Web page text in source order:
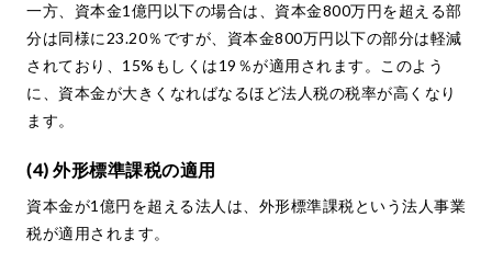
一方、資本金1億円以下の場合は、資本金800万円を超える部
分は同様に23.20％ですが、資本金800万円以下の部分は軽減
されており、15%もしくは19％が適用されます。このよう
に、資本金が大きくなればなるほど法人税の税率が高くなり
ます。
(4) 外形標準課税の適用
資本金が1億円を超える法人は、外形標準課税という法人事業
税が適用されます。